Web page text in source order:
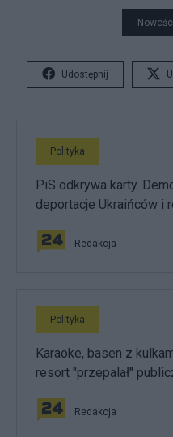
Udostępnij
Polityka
PiS odkrywa karty.
deportacje Ukraińców i
Redakcja
Polityka
Karaoke, basen z
resort "przepalał"
Redakcja